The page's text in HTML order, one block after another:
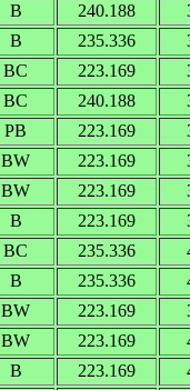
B 240.188
B 235.336
BC 223.169
BC 240.188
PB 223.169
BW 223.169
BW 223.169
B 223.169
BC 235.336
B 235.336
BW 223.169
BW 223.169
B 223.169